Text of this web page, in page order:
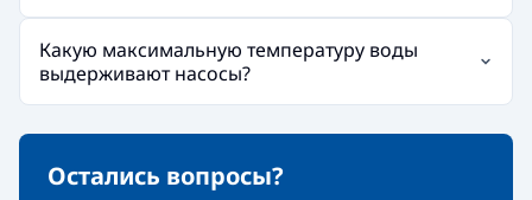
Какую максимальную температуру воды
выдерживают насосы?
Остались вопросы?